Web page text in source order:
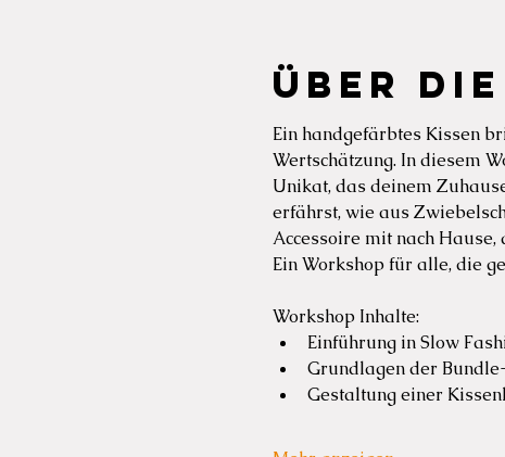
Über
Ein handgefärbtes Kissen
Wertschätzung. In diesem
Unikat, das deinem
erfährst, wie aus
Accessoire mit nach
Ein Workshop für alle, die
Workshop Inhalte:
Einführung in Slow
Grundlagen der
Gestaltung einer